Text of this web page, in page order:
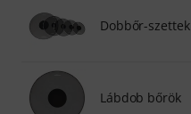
Dobbőr-szettek
Lábdob bőrök